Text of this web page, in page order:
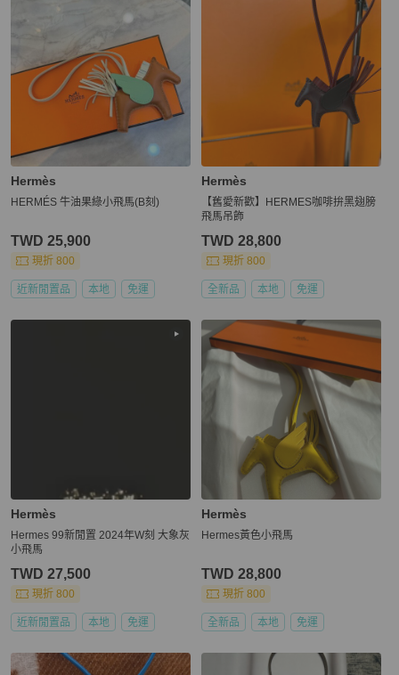
Hermès
HERMÉS 牛油果綠小飛馬(B刻)
TWD 25,900
現折 800
近新閒置品 本地 免運
Hermès
【舊愛新歡】️HERMES咖啡拚黑翅膀
飛馬吊飾
TWD 28,800
現折 800
全新品 本地 免運
Hermès
Hermes 99新閒置 2024年W刻 大象灰
小飛馬
TWD 27,500
現折 800
近新閒置品 本地 免運
Hermès
Hermes黃色小飛馬
TWD 28,800
現折 800
全新品 本地 免運